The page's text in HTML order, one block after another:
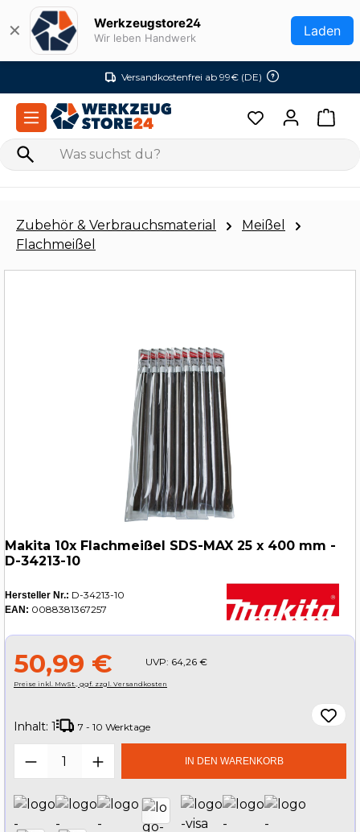
Zum Hauptinhalt springen
✕ Werkzeugstore24
Wir leben Handwerk Laden
Versandkostenfrei ab 99€ (DE)
Zubehör & Verbrauchsmaterial
Meißel
Flachmeißel
Makita 10x Flachmeißel SDS-MAX 25 x 400 mm -
D-34213-10
Hersteller Nr.: D-34213-10
EAN: 0088381367257
50,99 € UVP: 64,26 €
Preise inkl. MwSt., ggf. zzgl. Versandkosten
Inhalt: 1 7 - 10 Werktage
Produkt Anzahl: Gib denIN DEN WARENKORB